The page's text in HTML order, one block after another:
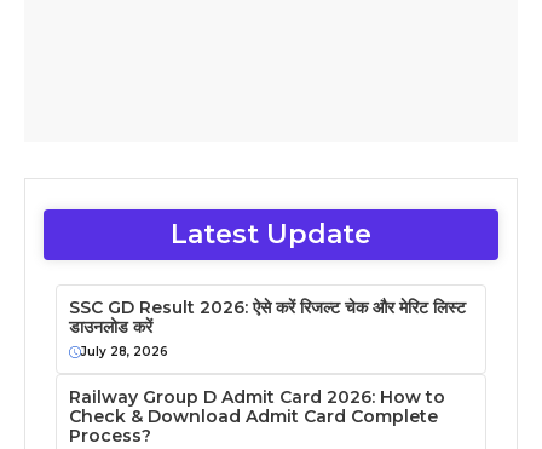
Latest Update
SSC GD Result 2026: ऐसे करें रिजल्ट चेक और मेरिट लिस्ट
डाउनलोड करें
July 28, 2026
Railway Group D Admit Card 2026: How to
Check & Download Admit Card Complete
Process?